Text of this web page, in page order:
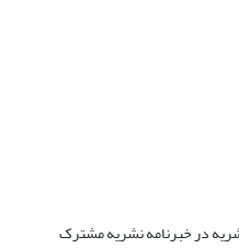
در خبرنامه نشریه مشترک